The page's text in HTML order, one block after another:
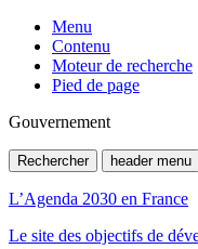
Menu
Contenu
Moteur de recherche
Pied de page
Gouvernement
Rechercher header menu
L’Agenda 2030 en France
Le site des objectifs de